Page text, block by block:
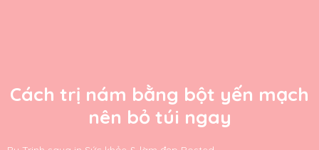
Cách trị nám bằng bột yến mạch
nên bỏ túi ngay